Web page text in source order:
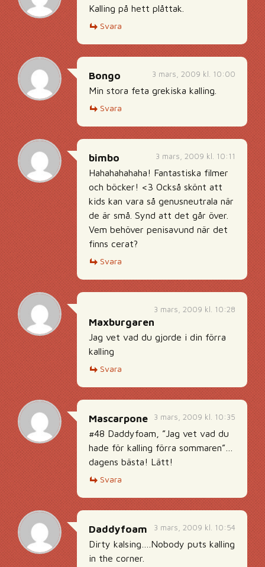
Kalling på hett plåttak.
Svara
3 mars, 2009 kl. 10:00
Bongo
Min stora feta grekiska kalling.
Svara
3 mars, 2009 kl. 10:11
bimbo
Hahahahahaha! Fantastiska filmer
och böcker! <3 Också skönt att
kids kan vara så genusneutrala när
de är små. Synd att det går över.
Vem behöver penisavund när det
finns cerat?
Svara
3 mars, 2009 kl. 10:28
Maxburgaren
Jag vet vad du gjorde i din förra
kalling
Svara
3 mars, 2009 kl. 10:35
Mascarpone
#48 Daddyfoam, ”Jag vet vad du
hade för kalling förra sommaren”…
dagens bästa! Lätt!
Svara
3 mars, 2009 kl. 10:54
Daddyfoam
Dirty kalsing….Nobody puts kalling
in the corner.